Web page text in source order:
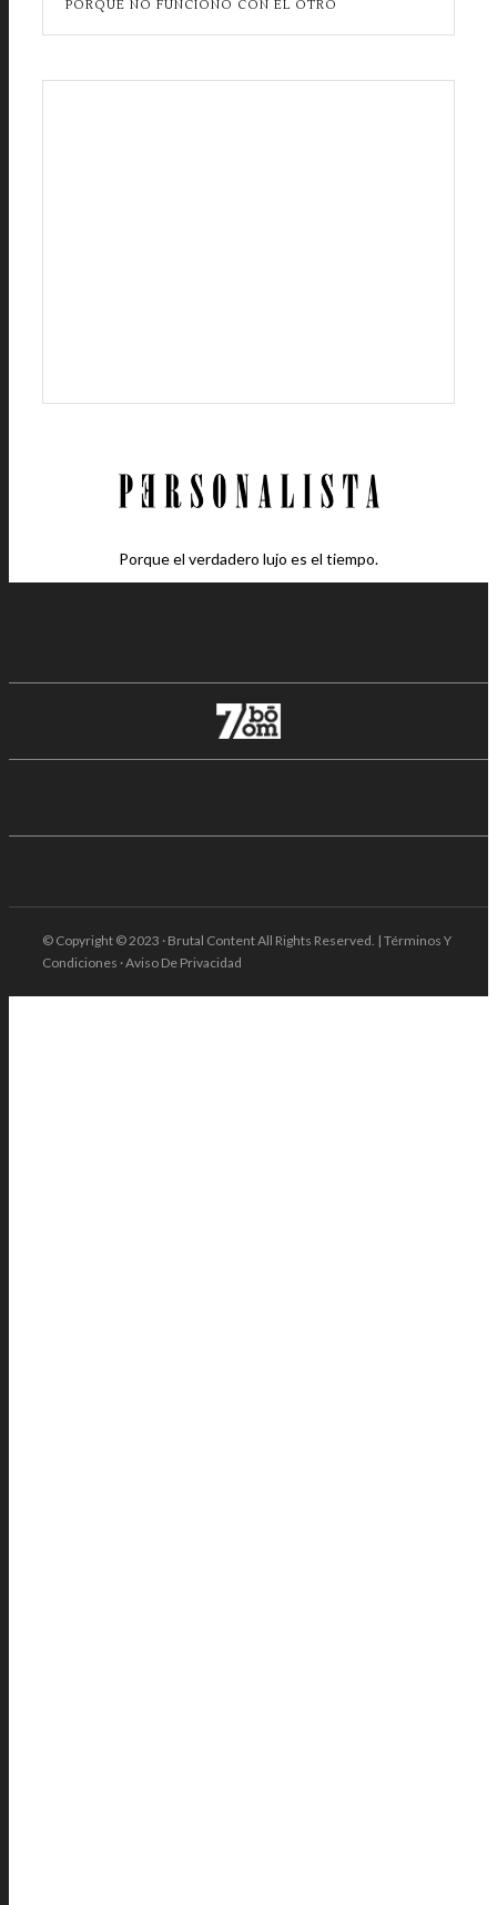
PORQUE NO FUNCIONÓ CON EL OTRO
Porque el verdadero lujo es el tiempo.
© Copyright © 2023 · Brutal Content All Rights Reserved. | Términos Y
Condiciones · Aviso De Privacidad